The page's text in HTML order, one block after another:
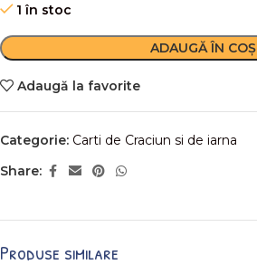
1 în stoc
ADAUGĂ ÎN COȘ
Adaugă la favorite
Categorie: Carti de Craciun si de iarna
Share:
Produse similare